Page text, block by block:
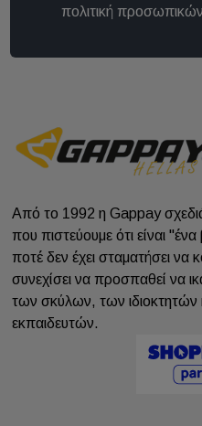
πολιτική
Από το 1992 η Gappay
που πιστεύουμε ότι είναι
ποτέ δεν έχει σταματήσει να
συνεχίσει να προσπαθεί να
των σκύλων, των ιδιοκτητών
εκπαιδευτών.